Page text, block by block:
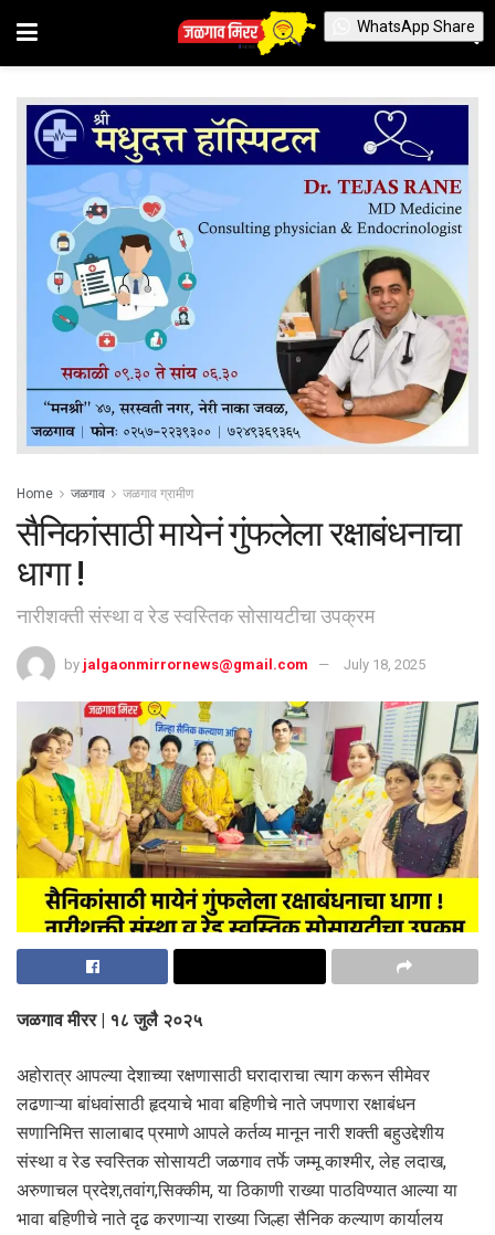
Home जळगाव जळगाव ग्रामीण
सैनिकांसाठी मायेनं गुंफलेला रक्षाबंधनाचा
धागा !
नारीशक्ती संस्था व रेड स्वस्तिक सोसायटीचा उपक्रम
by jalgaonmirrornews@gmail.com July 18, 2025
जळगाव मीरर | १८ जुलै २०२५
अहोरात्र आपल्या देशाच्या रक्षणासाठी घरादाराचा त्याग करून सीमेवर
लढणाऱ्या बांधवांसाठी हृदयाचे भावा बहिणीचे नाते जपणारा रक्षाबंधन
सणानिमित्त सालाबाद प्रमाणे आपले कर्तव्य मानून नारी शक्ती बहुउद्देशीय
संस्था व रेड स्वस्तिक सोसायटी जळगाव तर्फे जम्मू काश्मीर, लेह लदाख,
अरुणाचल प्रदेश,तवांग,सिक्कीम, या ठिकाणी राख्या पाठविण्यात आल्या या
भावा बहिणीचे नाते दृढ करणाऱ्या राख्या जिल्हा सैनिक कल्याण कार्यालय
WhatsApp Share